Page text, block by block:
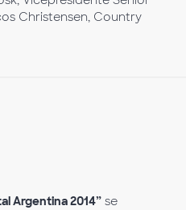
Christensen, Country
Argentina 2014” se